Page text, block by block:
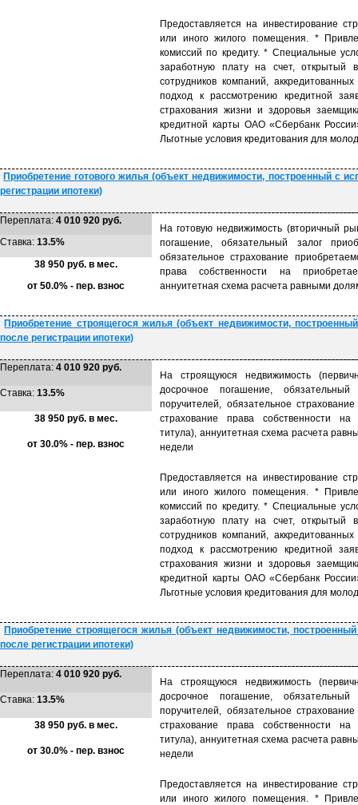
Предоставляется на инвестирование
или иного жилого помещения. *
комиссий по кредиту. * Специальные
заработную плату на счет,
сотрудников компаний,
подход к рассмотрению кредитной
страхования жизни и здоровья
кредитной карты ОАО «Сбербанк
Льготные условия кредитования для
Приобретение готового жилья (объект недвижимости, построенный с
регистрации ипотеки)
Переплата: 4 010 920 руб.
На готовую недвижимость (вторичный
погашение, обязательный залог
обязательное страхование
права собственности на
аннуитетная схема расчета равными
Ставка: 13.5%
38 950 руб. в мес.
от 50.0% - пер. взнос
Приобретение строящегося жилья (объект недвижимости,
после регистрации ипотеки)
Переплата: 4 010 920 руб.
На строящуюся недвижимость
досрочное погашение,
поручителей, обязательное
страхование права собственности
титула), аннуитетная схема расчета
недели
Ставка: 13.5%
38 950 руб. в мес.
от 30.0% - пер. взнос
Предоставляется на инвестирование
или иного жилого помещения. *
комиссий по кредиту. * Специальные
заработную плату на счет,
сотрудников компаний,
подход к рассмотрению кредитной
страхования жизни и здоровья
кредитной карты ОАО «Сбербанк
Льготные условия кредитования для
Приобретение строящегося жилья (объект недвижимости,
после регистрации ипотеки)
Переплата: 4 010 920 руб.
На строящуюся недвижимость
досрочное погашение,
поручителей, обязательное
страхование права собственности
титула), аннуитетная схема расчета
недели
Ставка: 13.5%
38 950 руб. в мес.
от 30.0% - пер. взнос
Предоставляется на инвестирование
или иного жилого помещения. *